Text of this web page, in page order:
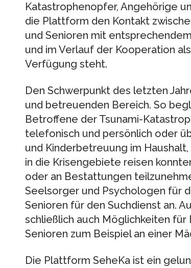
Katastrophenopfer, Angehörige
die Plattform den Kontakt
und Senioren mit
und im Verlauf der Kooperation
Verfügung steht.
Den Schwerpunkt des letzten
und betreuenden Bereich. So
Betroffene der Tsunami-
telefonisch und persönlich oder
und Kinderbetreuung im
in die Krisengebiete reisen
oder an Bestattungen
Seelsorger und Psychologen für
Senioren für den Suchdienst an.
schließlich auch Möglichkeiten für
Senioren zum Beispiel an einer
Die Plattform SeheKa ist ein